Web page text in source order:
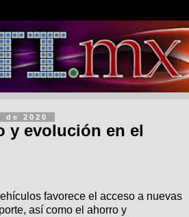
de 2020
y evolución en el
favorece el acceso a nuevas
así como el ahorro y